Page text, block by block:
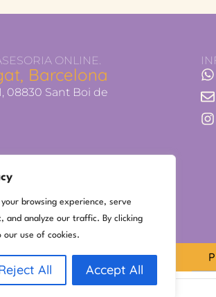
browsing experience, serve
and analyze our traffic. By clicking
use of cookies.
All Accept All
ONLINE.
Barcelona
08830 Sant Boi de